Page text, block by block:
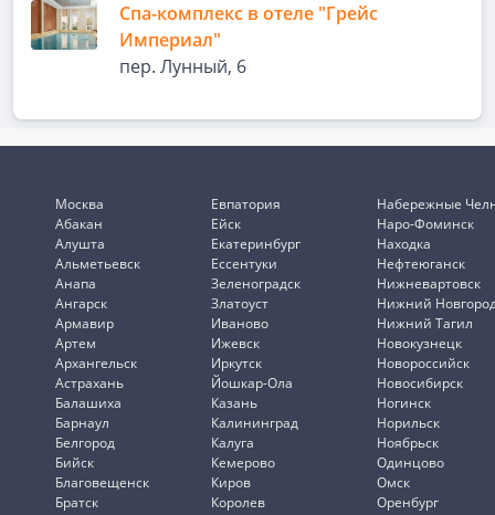
Спа-комплекс в отеле "Грейс
Империал"
пер. Лунный, 6
Москва
Абакан
Алушта
Альметьевск
Анапа
Ангарск
Армавир
Артем
Архангельск
Астрахань
Балашиха
Барнаул
Белгород
Бийск
Благовещенск
Братск
Евпатория
Ейск
Екатеринбург
Ессентуки
Зеленоградск
Златоуст
Иваново
Ижевск
Иркутск
Йошкар-Ола
Казань
Калининград
Калуга
Кемерово
Киров
Королев
Набережные
Наро-Фоминск
Находка
Нефтеюганск
Нижневартовск
Нижний
Нижний Тагил
Новокузнецк
Новороссийск
Новосибирск
Ногинск
Норильск
Ноябрьск
Одинцово
Омск
Оренбург